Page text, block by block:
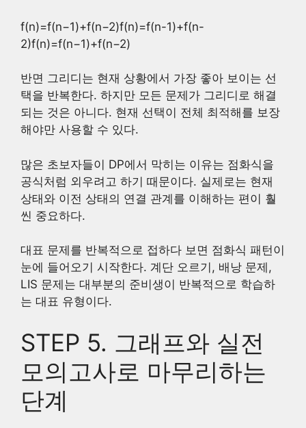
f(n)=f(n−1)+f(n−2)f(n)=f(n-1)+f(n-
2)f(n)=f(n−1)+f(n−2)
반면 그리디는 현재 상황에서 가장 좋아 보이는 선
택을 반복한다. 하지만 모든 문제가 그리디로 해결
되는 것은 아니다. 현재 선택이 전체 최적해를 보장
해야만 사용할 수 있다.
많은 초보자들이 DP에서 막히는 이유는 점화식을
공식처럼 외우려고 하기 때문이다. 실제로는 현재
상태와 이전 상태의 연결 관계를 이해하는 편이 훨
씬 중요하다.
대표 문제를 반복적으로 접하다 보면 점화식 패턴이
눈에 들어오기 시작한다. 계단 오르기, 배낭 문제,
LIS 문제는 대부분의 준비생이 반복적으로 학습하
는 대표 유형이다.
STEP 5. 그래프와 실전
모의고사로 마무리하는
단계